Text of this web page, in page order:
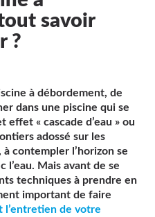
savoir
?
à débordement, de
dans une piscine qui se
effet « cascade d’eau » ou
adossé sur les
contempler l’horizon se
l’eau. Mais avant de se
techniques à prendre en
important de faire
l’entretien de votre